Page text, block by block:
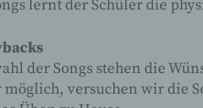
lernt der Schüler die
der Songs stehen die
versuchen wir die